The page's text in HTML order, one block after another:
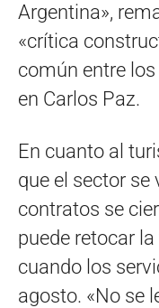
Argentina»,
«crítica
común entre
en Carlos Paz.
En cuanto al
que el sector se
contratos se
puede retocar
cuando los
agosto. «No se